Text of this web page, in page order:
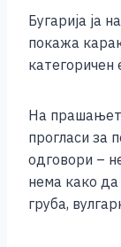
Бугарија ја
покажа
категоричен
На
прогласи за
одговори –
нема како да
груба,